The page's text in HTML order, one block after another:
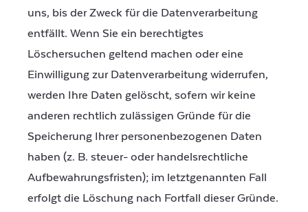
uns, bis der Zweck für die Datenverarbeitung
entfällt. Wenn Sie ein berechtigtes
Löschersuchen geltend machen oder eine
Einwilligung zur Datenverarbeitung widerrufen,
werden Ihre Daten gelöscht, sofern wir keine
anderen rechtlich zulässigen Gründe für die
Speicherung Ihrer personenbezogenen Daten
haben (z. B. steuer- oder handelsrechtliche
Aufbewahrungsfristen); im letztgenannten Fall
erfolgt die Löschung nach Fortfall dieser Gründe.